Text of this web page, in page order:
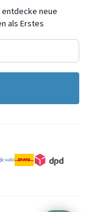
neue
als Erstes